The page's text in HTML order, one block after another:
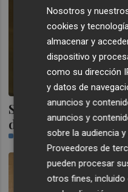
Salvador Aguilella,
del PP en Les Corts
CASTELLÓN PLAZA
Nosotros y
cookies y
almacenar y
dispositivo y
como su dirección
y datos de
anuncios y
anuncios y
sobre la audiencia
Proveedores de
pueden procesar
otros fines,